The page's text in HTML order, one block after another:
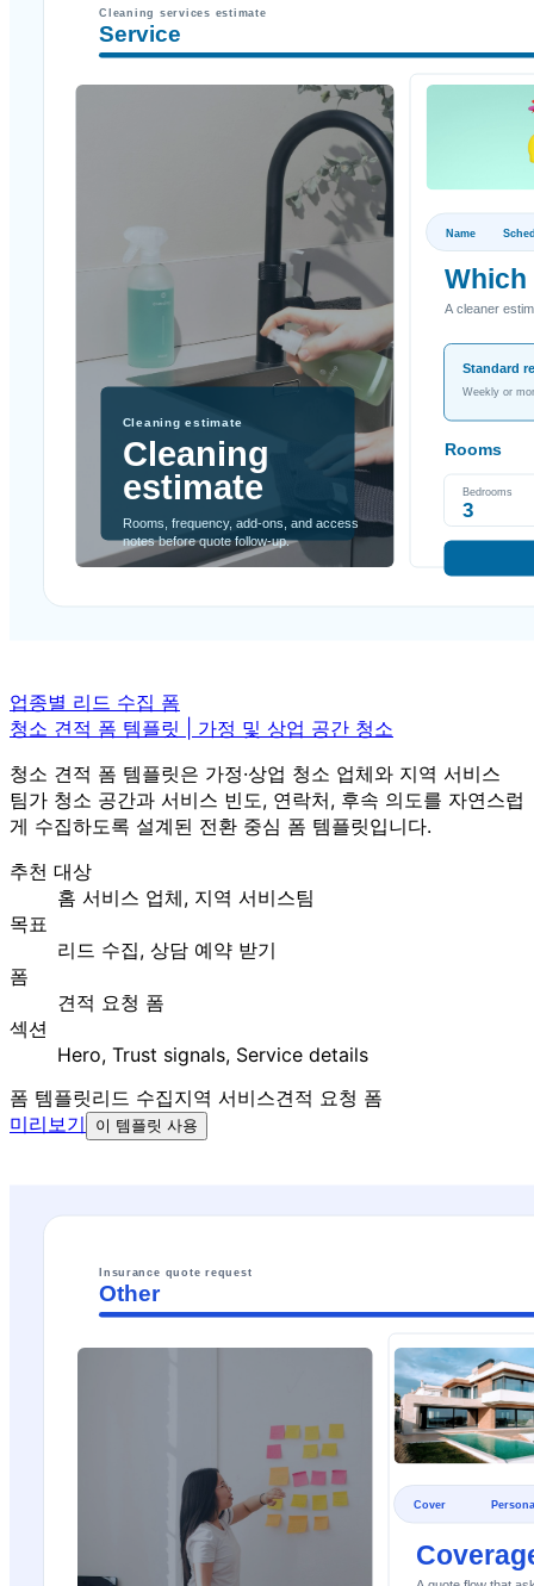
업종별 리드 수집 폼
청소 견적 폼 템플릿 | 가정 및 상업 공간 청소
청소 견적 폼 템플릿은 가정·상업 청소 업체와 지역 서비스
팀가 청소 공간과 서비스 빈도, 연락처, 후속 의도를 자연스럽
게 수집하도록 설계된 전환 중심 폼 템플릿입니다.
추천 대상
홈 서비스 업체, 지역 서비스팀
목표
리드 수집, 상담 예약 받기
폼
견적 요청 폼
섹션
Hero, Trust signals, Service details
폼 템플릿리드 수집지역 서비스견적 요청 폼
미리보기
이 템플릿 사용